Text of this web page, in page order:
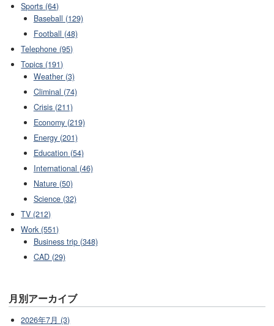
Sports (64)
Baseball (129)
Football (48)
Telephone (95)
Topics (191)
Weather (3)
Climinal (74)
Crisis (211)
Economy (219)
Energy (201)
Education (54)
International (46)
Nature (50)
Science (32)
TV (212)
Work (551)
Business trip (348)
CAD (29)
月別アーカイブ
2026年7月 (3)